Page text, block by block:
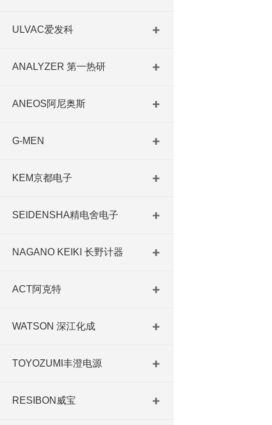
ULVAC爱发科
ANALYZER 第一热研
ANEOS阿尼奥斯
G-MEN
KEM京都电子
SEIDENSHA精电舍电子
NAGANO KEIKI 长野计器
ACT阿克特
WATSON 深江化成
TOYOZUMI丰澄电源
RESIBON威宝